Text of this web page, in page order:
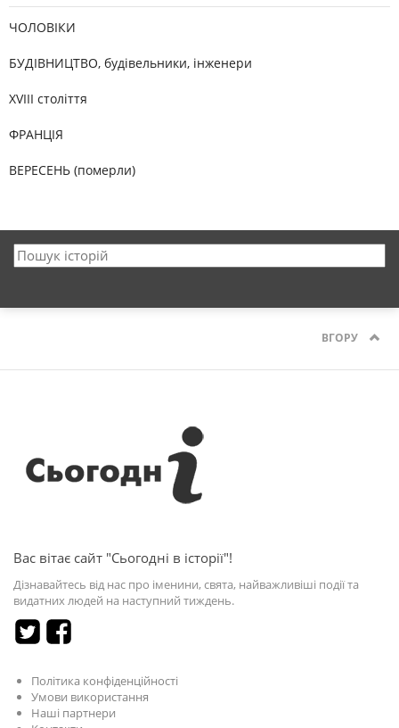
ЧОЛОВІКИ
БУДІВНИЦТВО, будівельники, інженери
XVIII століття
ФРАНЦІЯ
ВЕРЕСЕНЬ (померли)
ВГОРУ
Вас вітає сайт "Сьогодні в історії"!
Дізнавайтесь від нас про іменини, свята, найважливіші події та
видатних людей на наступний тиждень.
Політика конфіденційності
Умови використання
Наші партнери